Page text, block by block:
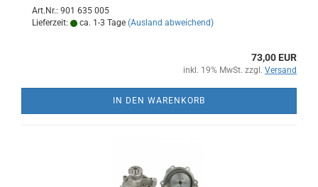
Art.Nr.: 901 635 005
Lieferzeit:
ca. 1-3 Tage (Ausland abweichend)
73,00 EUR
inkl. 19% MwSt. zzgl. Versand
IN DEN WARENKORB